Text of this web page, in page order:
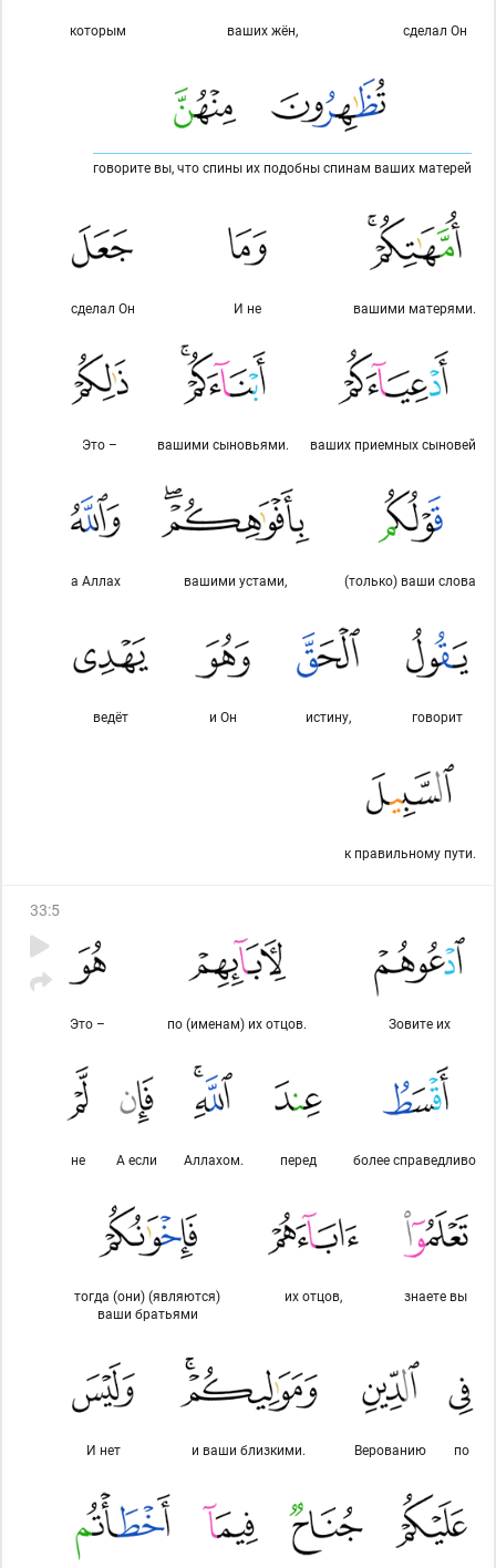
сделал Он
ваших жён,
которым
говорите вы, что спины их подобны спинам ваших матерей
вашими матерями.
И не
сделал Он
ваших приемных сыновей
вашими сыновьями.
Это –
(только) ваши слова
вашими устами,
а Аллах
говорит
истину,
и Он
ведёт
к правильному пути.
33:5
Зовите их
по (именам) их отцов.
Это –
более справедливо
перед
Аллахом.
А если
не
знаете вы
их отцов,
тогда (они) (являются)
ваши братьями
по
Верованию
и ваши близкими.
И нет